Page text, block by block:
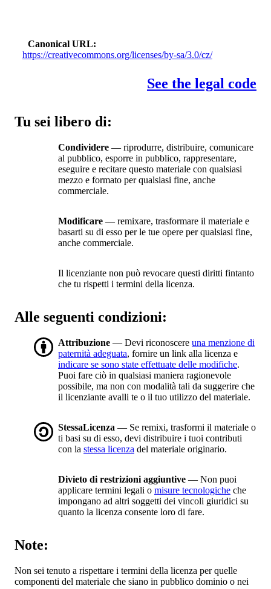
Canonical URL
https://creativecommons.org/licenses/by-sa/3.0/cz/
See the legal code
Tu sei libero di:
Condividere — riprodurre, distribuire, comunicare
al pubblico, esporre in pubblico, rappresentare,
eseguire e recitare questo materiale con qualsiasi
mezzo e formato per qualsiasi fine, anche
commerciale.
Modificare — remixare, trasformare il materiale e
basarti su di esso per le tue opere per qualsiasi fine,
anche commerciale.
Il licenziante non può revocare questi diritti fintanto
che tu rispetti i termini della licenza.
Alle seguenti condizioni:
Attribuzione — Devi riconoscere una menzione di
paternità adeguata, fornire un link alla licenza e
indicare se sono state effettuate delle modifiche.
Puoi fare ciò in qualsiasi maniera ragionevole
possibile, ma non con modalità tali da suggerire che
il licenziante avalli te o il tuo utilizzo del materiale.
StessaLicenza — Se remixi, trasformi il materiale o
ti basi su di esso, devi distribuire i tuoi contributi
con la stessa licenza del materiale originario.
Divieto di restrizioni aggiuntive — Non puoi
applicare termini legali o misure tecnologiche che
impongano ad altri soggetti dei vincoli giuridici su
quanto la licenza consente loro di fare.
Note:
Non sei tenuto a rispettare i termini della licenza per quelle
componenti del materiale che siano in pubblico dominio o nei